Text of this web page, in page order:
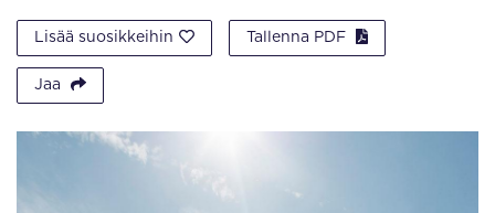
Lisää suosikkeihin Tallenna PDF
Jaa